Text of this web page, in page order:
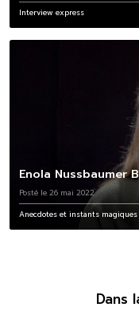
Interview express
Enola Nussbaumer
Posté le 26 mai 2022
Anecdotes et instants magiques
Dans